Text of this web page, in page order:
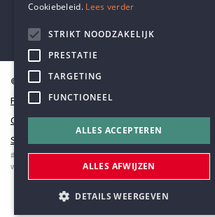
© Humanistisch Verbond 2026
Privacy
Cookiestatement
Sitemap
#codedwithlove byCodelines
webapplicaties
mobiele apps&maatwerk websites
Cookiebeleid. Lees verder
STRIKT NOODZAKELIJK
PRESTATIE
TARGETING
FUNCTIONEEL
ALLES ACCEPTEREN
ALLES AFWIJZEN
DETAILS WEERGEVEN